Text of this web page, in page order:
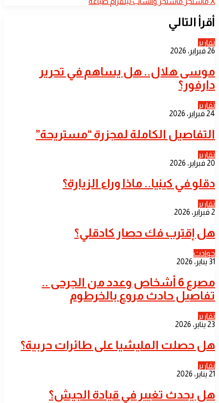
إلكترونيا
أقرأ التالي
تقارير
26 فبراير، 2026
موسى هلال.. هل يساهم في تحرير
دارفور؟
تقارير
24 فبراير، 2026
التفاصيل الكاملة لمجزرة “مستريحة”
تقارير
20 فبراير، 2026
دقلو في كينيا.. ماذا وراء الزيارة؟
تقارير
2 فبراير، 2026
هل إقترب فك حصار كادقلي؟
حوادث
31 يناير، 2026
مصرع 6 أشخاص وعدد من الجرحى ..
تفاصيل حادث مروع بالخرطوم
تقارير
23 يناير، 2026
هل حصلت المليشيا على طائرات حربية؟
تقارير
21 يناير، 2026
هل يحدث تغيير في قيادة الجيش؟